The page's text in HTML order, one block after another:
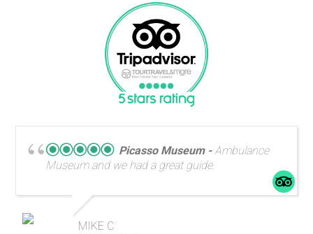
Picasso Museum
Ambulance
Museum and we had a great guide.
MIKE C